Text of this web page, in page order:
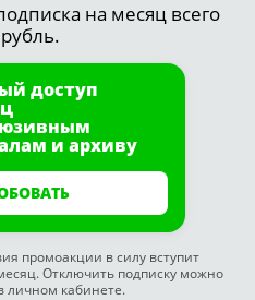
на месяц всего
доступ
и архиву
промоакции в силу вступит
Отключить подписку можно
личном кабинете.